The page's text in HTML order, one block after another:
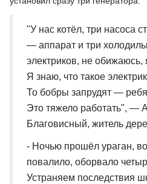
"У нас котёл, три насоса
— аппарат и три
электриков, не обижаюсь,
Я знаю, что такое
То бобры запрудят —
Это тяжело работать", —
Благовисный, житель
- Ночью прошёл ураган,
повалило, оборвало
Устраняем последствия